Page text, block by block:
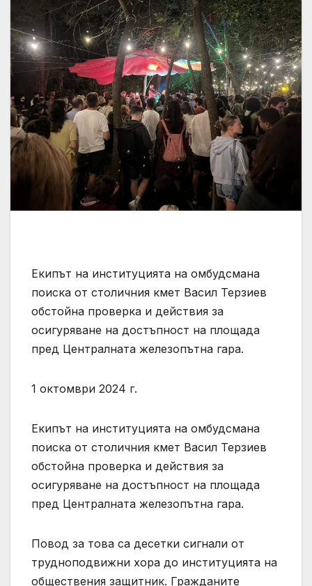
Екипът на институцията на омбудсмана
поиска от столичния кмет Васил Терзиев
обстойна проверка и действия за
осигуряване на достъпност на площада
пред Централната железопътна гара.
1 октомври 2024 г.
Екипът на институцията на омбудсмана
поиска от столичния кмет Васил Терзиев
обстойна проверка и действия за
осигуряване на достъпност на площада
пред Централната железопътна гара.
Повод за това са десетки сигнали от
трудноподвижни хора до институцията на
обществения защитник. Гражданите